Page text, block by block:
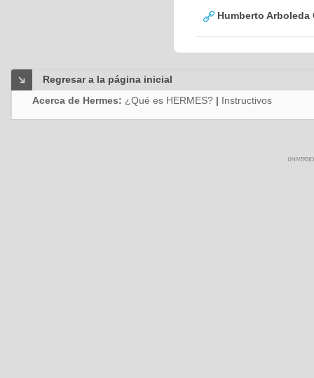
Humberto Arboleda
Regresar a la página inicial
Acerca de Hermes: ¿Qué es HERMES? | Instructivos